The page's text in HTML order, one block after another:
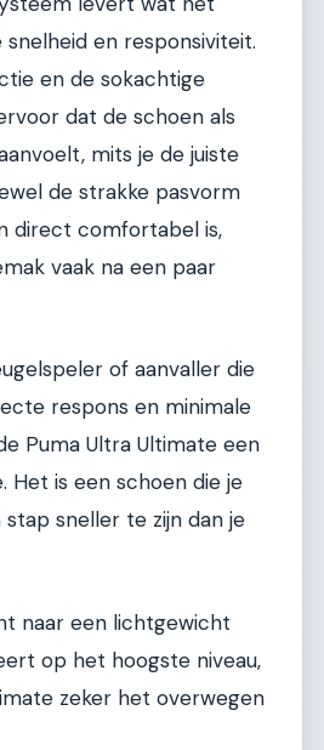
en responsiviteit.
en de sokachtige
dat de schoen als
mits je de juiste
de strakke pasvorm
direct comfortabel is,
vaak na een paar
of aanvaller die
respons en minimale
Puma Ultra Ultimate een
Het is een schoen die je
sneller te zijn dan je
naar een lichtgewicht
op het hoogste niveau,
zeker het overwegen